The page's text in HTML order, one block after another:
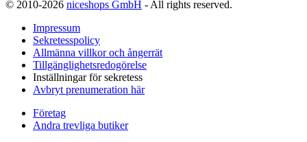
© 2010-2026 niceshops GmbH - All rights reserved.
Impressum
Sekretesspolicy
Allmänna villkor och ångerrät
Tillgänglighetsredogörelse
Inställningar för sekretess
Avbryt prenumeration här
Företag
Andra trevliga butiker